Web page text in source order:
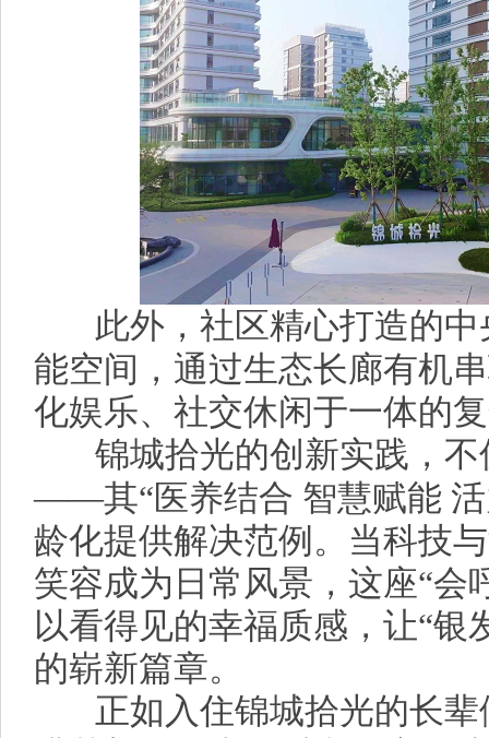
此外，社区精心打造的
能空间，通过生态长廊有机
化娱乐、社交休闲于一体的
锦城拾光的创新实践，
——其“医养结合 智慧赋能 活
龄化提供解决范例。当科技
笑容成为日常风景，这座“会
以看得见的幸福质感，让“银
的崭新篇章。
正如入住锦城拾光的长